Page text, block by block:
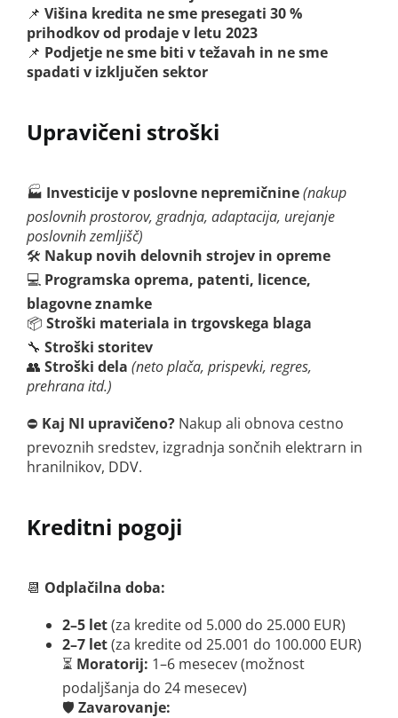
📌 Višina kredita ne sme presegati 30 %
prihodkov od prodaje v letu 2023
📌 Podjetje ne sme biti v težavah in ne sme
spadati v izključen sektor
Upravičeni stroški
🏭 Investicije v poslovne nepremičnine(nakup
poslovnih prostorov, gradnja, adaptacija, urejanje
poslovnih zemljišč)
🛠 Nakup novih delovnih strojev in opreme
💻 Programska oprema, patenti, licence,
blagovne znamke
📦 Stroški materiala in trgovskega blaga
🔧 Stroški storitev
👥 Stroški dela (neto plača, prispevki, regres,
prehrana itd.)
⛔ Kaj NI upravičeno?Nakup ali obnova cestno
prevoznih sredstev, izgradnja sončnih elektrarn in
hranilnikov, DDV.
Kreditni pogoji
📆 Odplačilna doba:
2–5 let(za kredite od 5.000 do 25.000 EUR)
2–7 let(za kredite od 25.001 do 100.000 EUR)
⏳ Moratorij: 1–6 mesecev (možnost
podaljšanja do 24 mesecev)
🛡 Zavarovanje: